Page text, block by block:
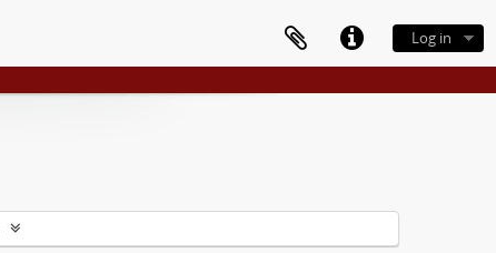
Log in